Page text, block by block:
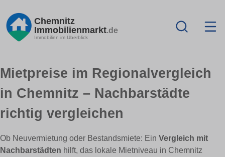
Chemnitz
Immobilienmarkt.de
Immobilien im Überblick
Mietpreise im Regionalvergleich
in Chemnitz – Nachbarstädte
richtig vergleichen
Ob Neuvermietung oder Bestandsmiete: Ein Vergleich mit
Nachbarstädten hilft, das lokale Mietniveau in Chemnitz